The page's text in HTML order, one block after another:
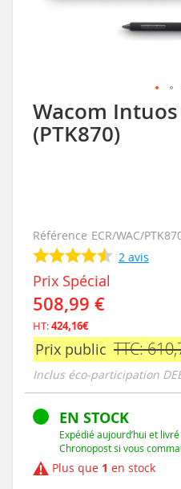
Wacom
(PTK870)
Référence ECR/WAC/
2 avis
Prix Spécial
508,99 €
HT:424,16€
Prix public TTC:
Inclus éco-participation
EN STOCK
Expédié aujourd’hui et
Chronopost si vous
Plus que 1 en stock
Skip
to
the